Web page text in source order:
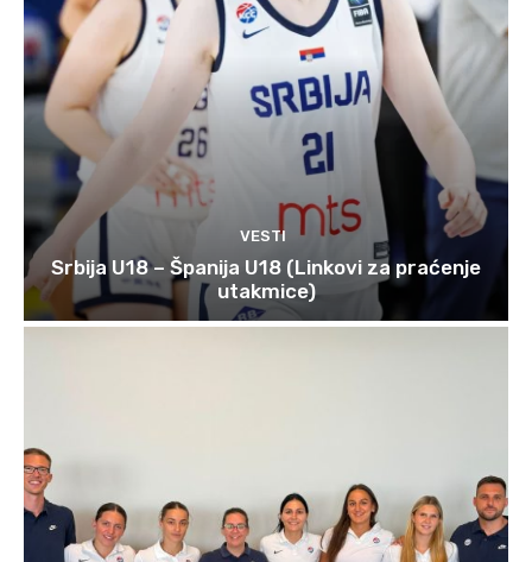
VESTI
Srbija U18 – Španija U18 (Linkovi za praćenje
utakmice)